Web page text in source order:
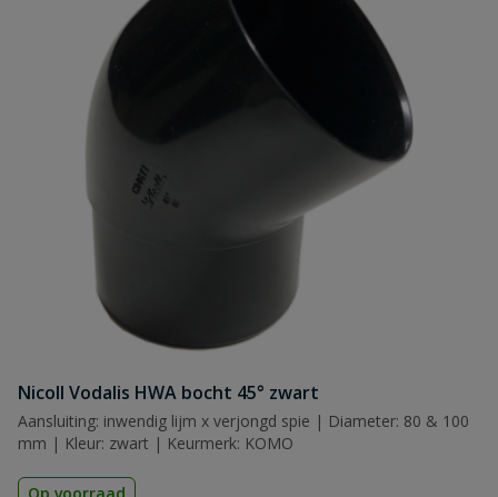
Nicoll Vodalis HWA bocht 45° zwart
Aansluiting: inwendig lijm x verjongd spie | Diameter: 80 & 100
mm | Kleur: zwart | Keurmerk: KOMO